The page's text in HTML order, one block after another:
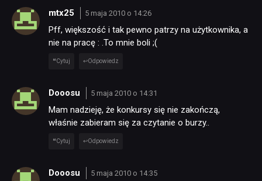
mtx25 5 maja 2010 o 14:26
Pff, większość i tak pewno patrzy na użytkownika, a
nie na pracę : .To mnie boli ;(
Cytuj Odpowiedz
Dooosu 5 maja 2010 o 14:31
Mam nadzieję, że konkursy się nie zakończą,
właśnie zabieram się za czytanie o burzy..
Cytuj Odpowiedz
Dooosu 5 maja 2010 o 14:35